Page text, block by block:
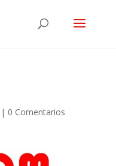
| 0 Comentarios